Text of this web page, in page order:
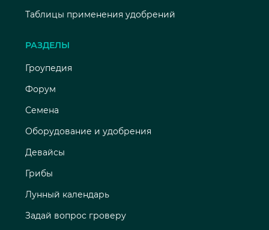
Таблицы применения удобрений
РАЗДЕЛЫ
Гроупедия
Форум
Семена
Оборудование и удобрения
Девайсы
Грибы
Лунный календарь
Задай вопрос гроверу